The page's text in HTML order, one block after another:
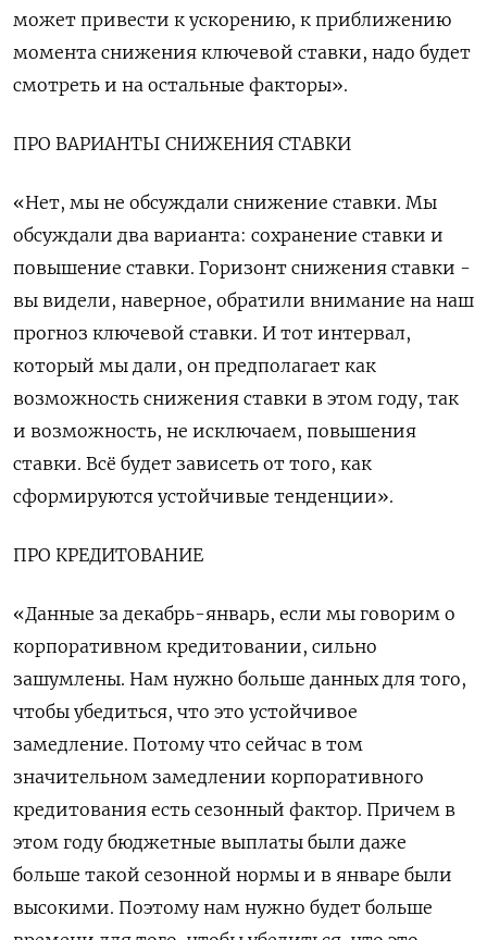
может привести к ускорению, к приближению
момента снижения ключевой ставки, надо будет
смотреть и на остальные факторы».
ПРО ВАРИАНТЫ СНИЖЕНИЯ СТАВКИ
«Нет, мы не обсуждали снижение ставки. Мы
обсуждали два варианта: сохранение ставки и
повышение ставки. Горизонт снижения ставки -
вы видели, наверное, обратили внимание на наш
прогноз ключевой ставки. И тот интервал,
который мы дали, он предполагает как
возможность снижения ставки в этом году, так
и возможность, не исключаем, повышения
ставки. Всё будет зависеть от того, как
сформируются устойчивые тенденции».
ПРО КРЕДИТОВАНИЕ
«Данные за декабрь-январь, если мы говорим о
корпоративном кредитовании, сильно
зашумлены. Нам нужно больше данных для того,
чтобы убедиться, что это устойчивое
замедление. Потому что сейчас в том
значительном замедлении корпоративного
кредитования есть сезонный фактор. Причем в
этом году бюджетные выплаты были даже
больше такой сезонной нормы и в январе были
высокими. Поэтому нам нужно будет больше